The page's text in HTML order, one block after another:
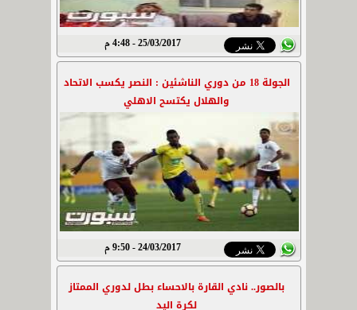
25/03/2017 - 4:48 م
الجولة 18 من دوري الناشئين : النصر يكسب الاتحاد
والهلال يكتسح الاهلي
24/03/2017 - 9:50 م
بالصور.. نادي القارة بالاحساء بطل لدوري الممتاز
لكرة اليد